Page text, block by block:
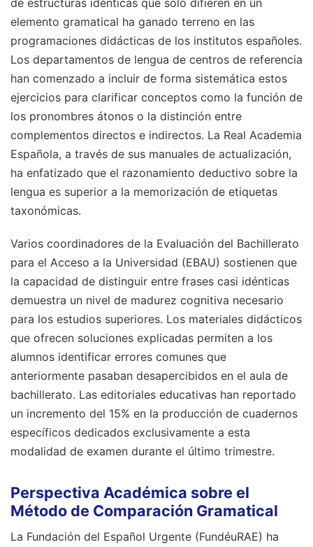
elemento gramatical ha ganado terreno en las
programaciones didácticas de los institutos españoles.
Los departamentos de lengua de centros de referencia
han comenzado a incluir de forma sistemática estos
ejercicios para clarificar conceptos como la función de
los pronombres átonos o la distinción entre
complementos directos e indirectos. La Real Academia
Española, a través de sus manuales de actualización,
ha enfatizado que el razonamiento deductivo sobre la
lengua es superior a la memorización de etiquetas
taxonómicas.
Varios coordinadores de la Evaluación del Bachillerato
para el Acceso a la Universidad (EBAU) sostienen que
la capacidad de distinguir entre frases casi idénticas
demuestra un nivel de madurez cognitiva necesario
para los estudios superiores. Los materiales didácticos
que ofrecen soluciones explicadas permiten a los
alumnos identificar errores comunes que
anteriormente pasaban desapercibidos en el aula de
bachillerato. Las editoriales educativas han reportado
un incremento del 15% en la producción de cuadernos
específicos dedicados exclusivamente a esta
modalidad de examen durante el último trimestre.
Perspectiva Académica sobre el
Método de Comparación Gramatical
La Fundación del Español Urgente (FundéuRAE) ha